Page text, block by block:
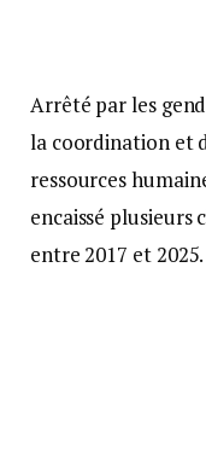
Arrêté par les
la coordination et
ressources
encaissé plusieurs
entre 2017 et 2025.